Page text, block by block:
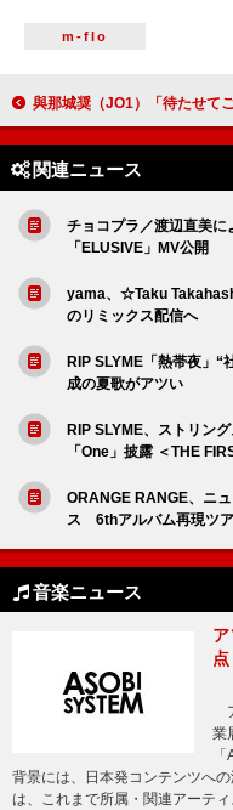
m-flo
與那城奨（JO1）「待たせてごめんね」、ソロオリジナル楽曲「約束」公
関連ニュース
チョコプラ／渡辺直美
「ELUSIVE」MV公開
yama、☆Taku
のリミックス配信へ
RIP SLYME「熱帯夜」“
成の夏歌がアツい
RIP SLYME、ストリン
「One」披露 ＜THE
ORANGE RANGE、ニ
ス 6thアルバム再現ツ
音楽ニュース
業
背景には、日本発コンテンツへ
は、これまで所属・関連アーテ